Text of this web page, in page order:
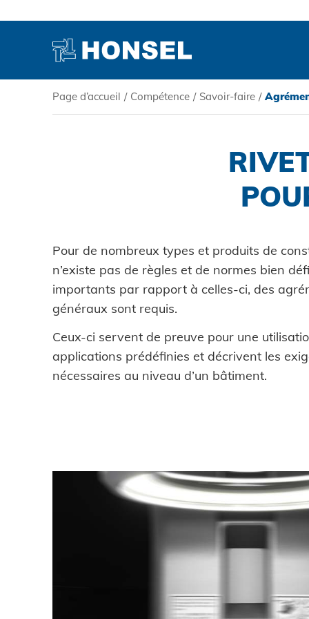
PRODUITS
SERVICE
CARRIÈRE
Chercher
Contact
Page d’accueil / Compétence / Savoir-faire /
Pour de nombreux types et produits de
n’existe pas de règles et de normes bien
importants par rapport à celles-ci, des
généraux sont requis.
Ceux-ci servent de preuve pour une
applications prédéfinies et décrivent les
nécessaires au niveau d’un bâtiment.